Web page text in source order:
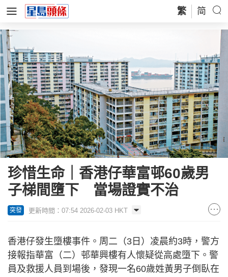
繁 简
珍惜生命｜香港仔華富邨60歲男
子梯間墮下 當場證實不治
突發 更新時間：07:54 2026-02-03 HKT
香港仔發生墮樓事件。周二（3日）凌晨約3時，警方
接報指華富（二）邨華興樓有人懷疑從高處墮下。警
員及救援人員到場後，發現一名60歲姓黃男子倒臥在